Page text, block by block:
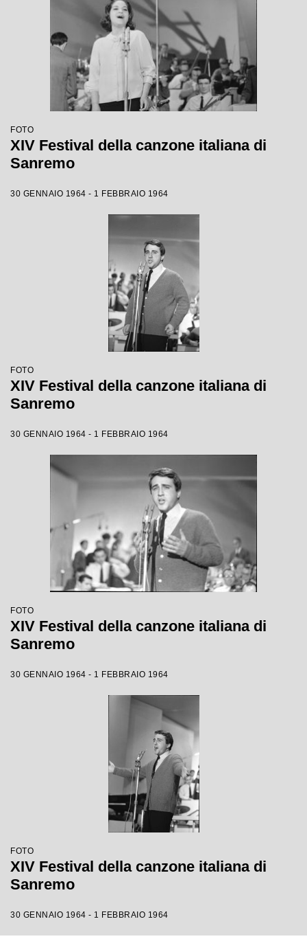
FOTO
XIV Festival della canzone italiana di
Sanremo
30 GENNAIO 1964 - 1 FEBBRAIO 1964
FOTO
XIV Festival della canzone italiana di
Sanremo
30 GENNAIO 1964 - 1 FEBBRAIO 1964
FOTO
XIV Festival della canzone italiana di
Sanremo
30 GENNAIO 1964 - 1 FEBBRAIO 1964
FOTO
XIV Festival della canzone italiana di
Sanremo
30 GENNAIO 1964 - 1 FEBBRAIO 1964